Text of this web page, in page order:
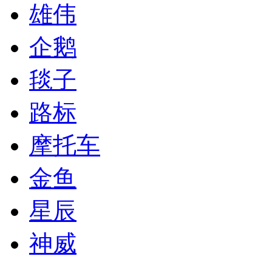
雄伟
企鹅
毯子
路标
摩托车
金鱼
星辰
神威